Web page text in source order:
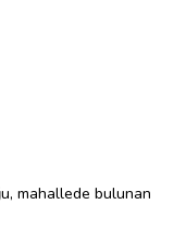
mahallede bulunan